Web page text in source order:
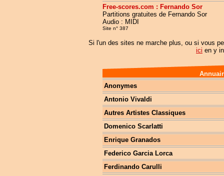
Free-scores.com : Fernando Sor
Partitions gratuites de Fernando Sor
Audio : MIDI
Site n° 387
Si l'un des sites ne marche plus, ou si vous
ici en y
Anonymes
Antonio Vivaldi
Autres Artistes Classiques
Domenico Scarlatti
Enrique Granados
Federico Garcia Lorca
Ferdinando Carulli